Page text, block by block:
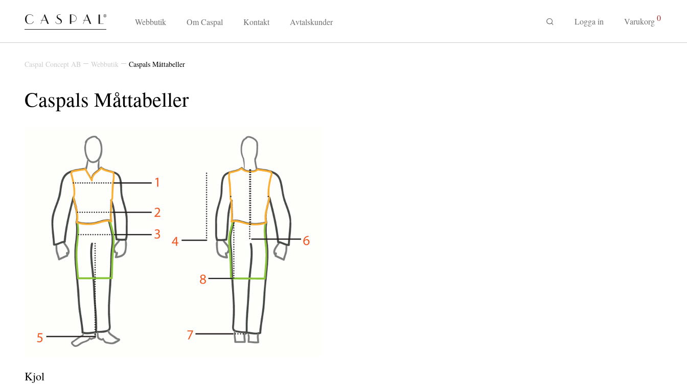
Webbutik Om Caspal Kontakt Avtalskunder Logga in Varukorg0
Caspal Concept AB Webbutik Caspals Måttabeller
Caspals Måttabeller
Kjol